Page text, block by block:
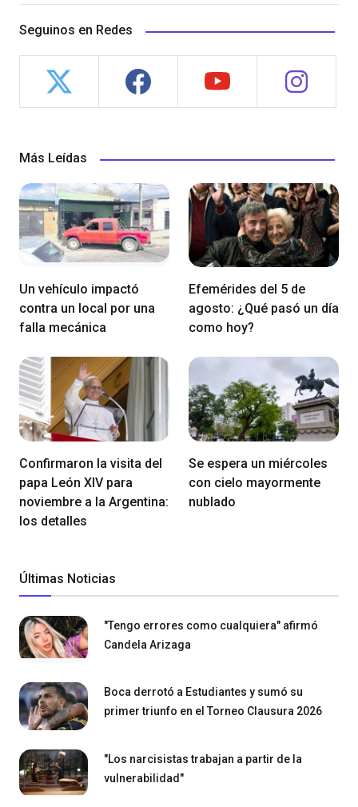
Seguinos en Redes
Más Leídas
Un vehículo impactó
contra un local por una
falla mecánica
Efemérides del 5 de
agosto: ¿Qué pasó un día
como hoy?
Confirmaron la visita del
papa León XIV para
noviembre a la Argentina:
los detalles
Se espera un miércoles
con cielo mayormente
nublado
Últimas Noticias
"Tengo errores como cualquiera" afirmó
Candela Arizaga
Boca derrotó a Estudiantes y sumó su
primer triunfo en el Torneo Clausura 2026
"Los narcisistas trabajan a partir de la
vulnerabilidad"